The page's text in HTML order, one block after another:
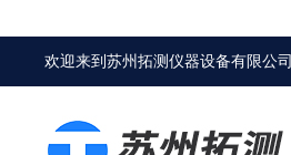
欢迎来到苏州拓测仪器设备有限公司